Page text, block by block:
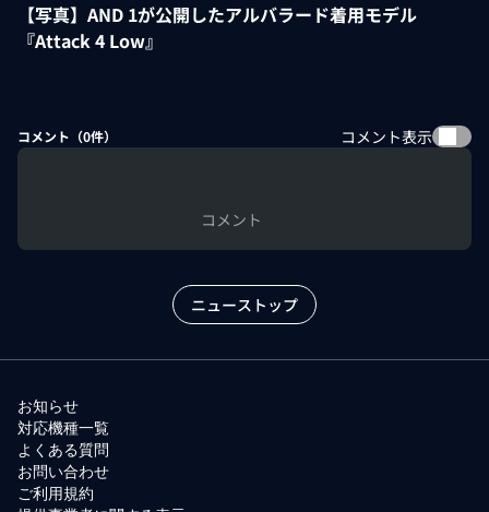
【写真】AND 1が公開したアルバラード着用モデル
『Attack 4 Low』
コメント（0件） コメント表示
コメント
ニューストップ
お知らせ
対応機種一覧
よくある質問
お問い合わせ
ご利用規約